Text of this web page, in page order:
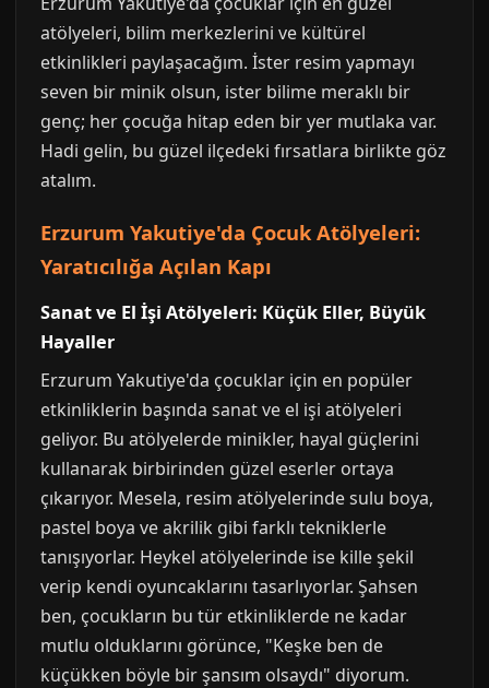
atölyeleri, bilim merkezlerini ve kültürel
etkinlikleri paylaşacağım. İster resim yapmayı
seven bir minik olsun, ister bilime meraklı bir
genç; her çocuğa hitap eden bir yer mutlaka var.
Hadi gelin, bu güzel ilçedeki fırsatlara birlikte göz
atalım.
Erzurum Yakutiye'da Çocuk Atölyeleri:
Yaratıcılığa Açılan Kapı
Sanat ve El İşi Atölyeleri: Küçük Eller, Büyük
Hayaller
Erzurum Yakutiye'da çocuklar için en popüler
etkinliklerin başında sanat ve el işi atölyeleri
geliyor. Bu atölyelerde minikler, hayal güçlerini
kullanarak birbirinden güzel eserler ortaya
çıkarıyor. Mesela, resim atölyelerinde sulu boya,
pastel boya ve akrilik gibi farklı tekniklerle
tanışıyorlar. Heykel atölyelerinde ise kille şekil
verip kendi oyuncaklarını tasarlıyorlar. Şahsen
ben, çocukların bu tür etkinliklerde ne kadar
mutlu olduklarını görünce, "Keşke ben de
küçükken böyle bir şansım olsaydı" diyorum.